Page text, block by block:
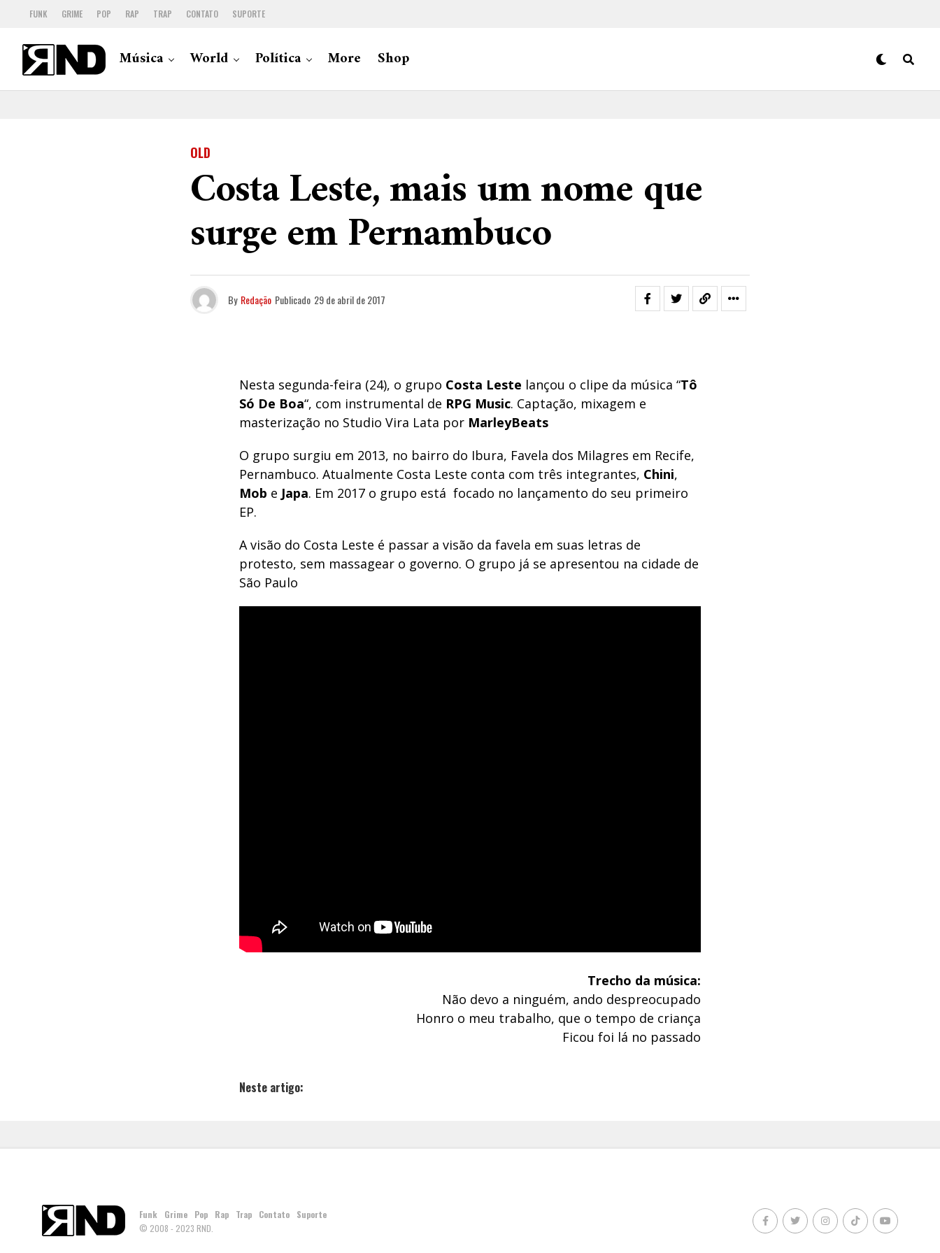
FUNK GRIME POP RAP TRAP CONTATO SUPORTE
Música World Política More Shop
OLD
Costa Leste, mais um nome que
surge em Pernambuco
By Redação Publicado 29 de abril de 2017
Nesta segunda-feira (24), o grupo Costa Leste lançou o clipe da música “Tô
Só De Boa“, com instrumental de RPG Music. Captação, mixagem e
masterização no Studio Vira Lata por MarleyBeats
O grupo surgiu em 2013, no bairro do Ibura, Favela dos Milagres em Recife,
Pernambuco. Atualmente Costa Leste conta com três integrantes, Chini,
Mob e Japa. Em 2017 o grupo está focado no lançamento do seu primeiro
EP.
A visão do Costa Leste é passar a visão da favela em suas letras de
protesto, sem massagear o governo. O grupo já se apresentou na cidade de
São Paulo
Trecho da música:
Não devo a ninguém, ando despreocupado
Honro o meu trabalho, que o tempo de criança
Ficou foi lá no passado
Neste artigo:
Funk Grime Pop Rap Trap Contato
Suporte
© 2008 - 2023 RND.